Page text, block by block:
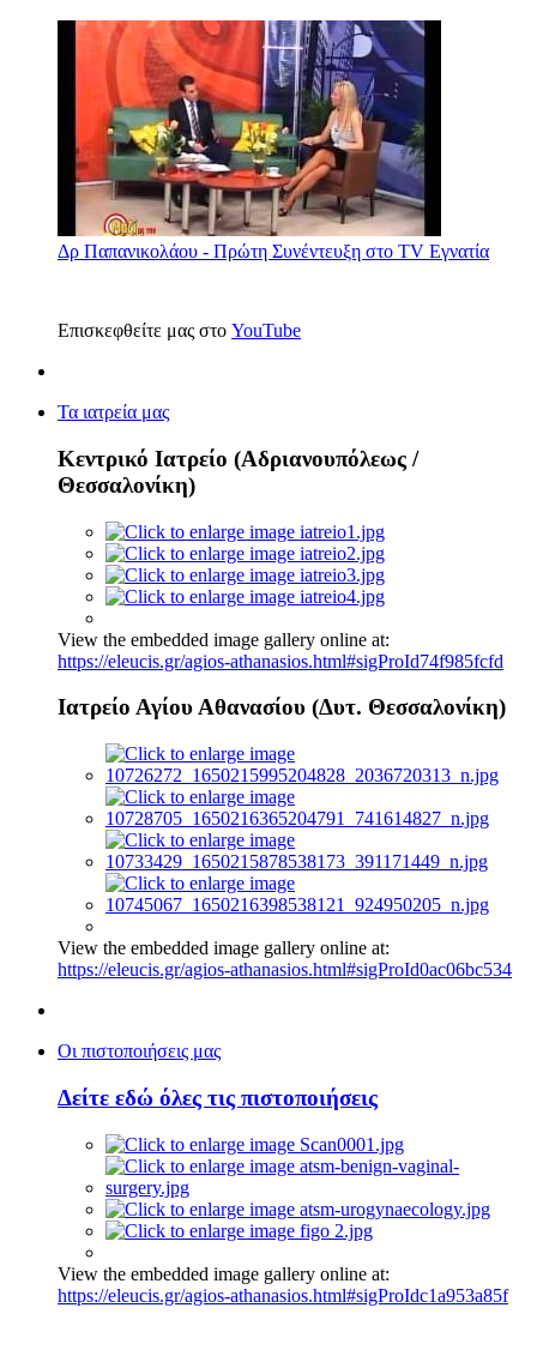
Δρ Παπανικολάου - Πρώτη Συνέντευξη στο TV Εγνατία
Επισκεφθείτε μας στο YouTube
Τα ιατρεία μας
Κεντρικό Ιατρείο (Αδριανουπόλεως /
Θεσσαλονίκη)
View the embedded image gallery online at:
https://eleucis.gr/agios-athanasios.html#sigProId74f985fcfd
Ιατρείο Αγίου Αθανασίου (Δυτ. Θεσσαλονίκη)
View the embedded image gallery online at:
https://eleucis.gr/agios-athanasios.html#sigProId0ac06bc534
Οι πιστοποιήσεις μας
Δείτε εδώ όλες τις πιστοποιήσεις
View the embedded image gallery online at:
https://eleucis.gr/agios-athanasios.html#sigProIdc1a953a85f